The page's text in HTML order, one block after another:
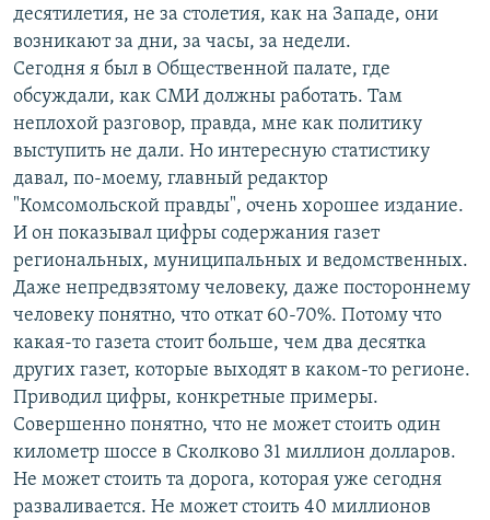
десятилетия, не за столетия, как на Западе, они
возникают за дни, за часы, за недели.
Сегодня я был в Общественной палате, где
обсуждали, как СМИ должны работать. Там
неплохой разговор, правда, мне как политику
выступить не дали. Но интересную статистику
давал, по-моему, главный редактор
"Комсомольской правды", очень хорошее издание.
И он показывал цифры содержания газет
региональных, муниципальных и ведомственных.
Даже непредвзятому человеку, даже постороннему
человеку понятно, что откат 60-70%. Потому что
какая-то газета стоит больше, чем два десятка
других газет, которые выходят в каком-то регионе.
Приводил цифры, конкретные примеры.
Совершенно понятно, что не может стоить один
километр шоссе в Сколково 31 миллион долларов.
Не может стоить та дорога, которая уже сегодня
разваливается. Не может стоить 40 миллионов